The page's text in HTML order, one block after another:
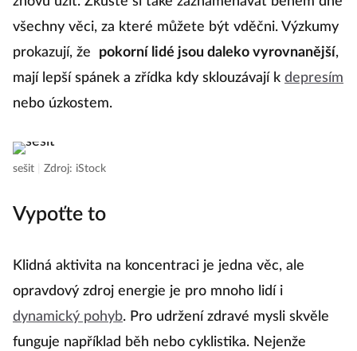
všechny věci, za které můžete být vděčni. Výzkumy
prokazují, že
pokorní lidé jsou daleko vyrovnanější,
mají lepší spánek a zřídka kdy sklouzávají k depresím
nebo úzkostem.
sešit Zdroj: iStock
Vypoťte to
Klidná aktivita na koncentraci je jedna věc, ale
opravdový zdroj energie je pro mnoho lidí i
dynamický pohyb. Pro udržení zdravé mysli skvěle
funguje například běh nebo cyklistika. Nejenže